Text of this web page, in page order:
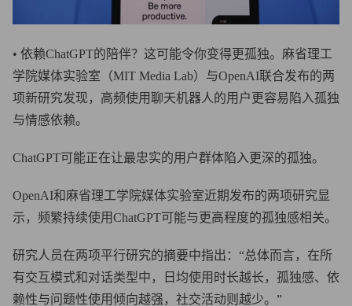
• 依赖ChatGPT的陪伴？这可能令你变得更孤独。麻省理工
学院媒体实验室（MIT Media Lab）与OpenAI联合发布的两
项新研究发现，高频使用聊天机器人的用户更容易陷入孤独
与情感依赖。
ChatGPT可能正在让最忠实的用户群体陷入更深的孤独。
OpenAI和麻省理工学院媒体实验室近期发布的两项研究显
示，频繁持续使用ChatGPT可能与更高程度的孤独感相关。
研究人员在两项平行研究的摘要中指出：“总体而言，在所
有交互模式和对话类型中，日均使用时长越长，孤独感、依
赖性与问题性使用倾向越强，社交活动则越少。”